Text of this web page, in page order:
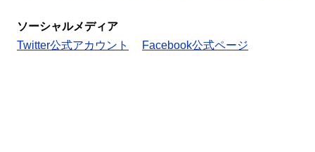
ソーシャルメディア
Twitter公式アカウント
Facebook公式ページ